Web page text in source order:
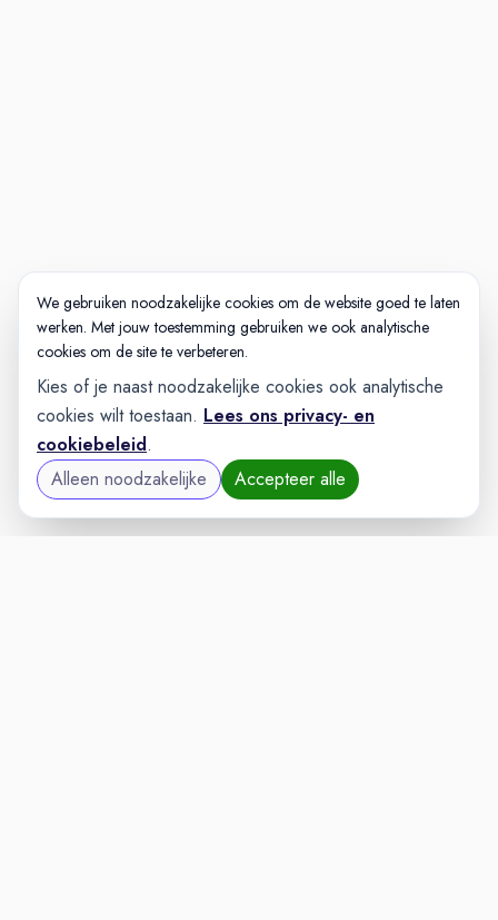
We gebruiken noodzakelijke cookies om de website goed te laten
werken. Met jouw toestemming gebruiken we ook analytische
cookies om de site te verbeteren.
Kies of je naast noodzakelijke cookies ook analytische
cookies wilt toestaan. Lees ons privacy- en
cookiebeleid.
Alleen noodzakelijke
Accepteer alle